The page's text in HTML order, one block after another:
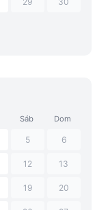
Sáb Dom
5 6
12 13
19 20